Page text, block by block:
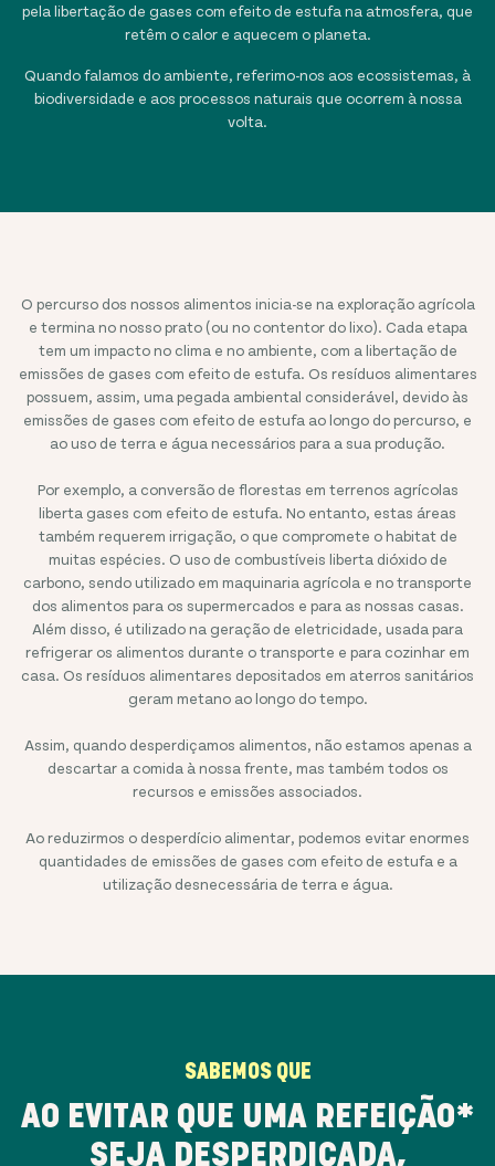
pela libertação de gases com efeito de estufa na atmosfera, que
retêm o calor e aquecem o planeta.
Quando falamos do ambiente, referimo-nos aos ecossistemas, à
biodiversidade e aos processos naturais que ocorrem à nossa
volta.
O percurso dos nossos alimentos inicia-se na exploração agrícola
e termina no nosso prato (ou no contentor do lixo). Cada etapa
tem um impacto no clima e no ambiente, com a libertação de
emissões de gases com efeito de estufa. Os resíduos alimentares
possuem, assim, uma pegada ambiental considerável, devido às
emissões de gases com efeito de estufa ao longo do percurso, e
ao uso de terra e água necessários para a sua produção.
Por exemplo, a conversão de florestas em terrenos agrícolas
liberta gases com efeito de estufa. No entanto, estas áreas
também requerem irrigação, o que compromete o habitat de
muitas espécies. O uso de combustíveis liberta dióxido de
carbono, sendo utilizado em maquinaria agrícola e no transporte
dos alimentos para os supermercados e para as nossas casas.
Além disso, é utilizado na geração de eletricidade, usada para
refrigerar os alimentos durante o transporte e para cozinhar em
casa. Os resíduos alimentares depositados em aterros sanitários
geram metano ao longo do tempo.
Assim, quando desperdiçamos alimentos, não estamos apenas a
descartar a comida à nossa frente, mas também todos os
recursos e emissões associados.
Ao reduzirmos o desperdício alimentar, podemos evitar enormes
quantidades de emissões de gases com efeito de estufa e a
utilização desnecessária de terra e água.
SABEMOS QUE
AO EVITAR QUE UMA REFEIÇÃO*
SEJA DESPERDIÇADA,